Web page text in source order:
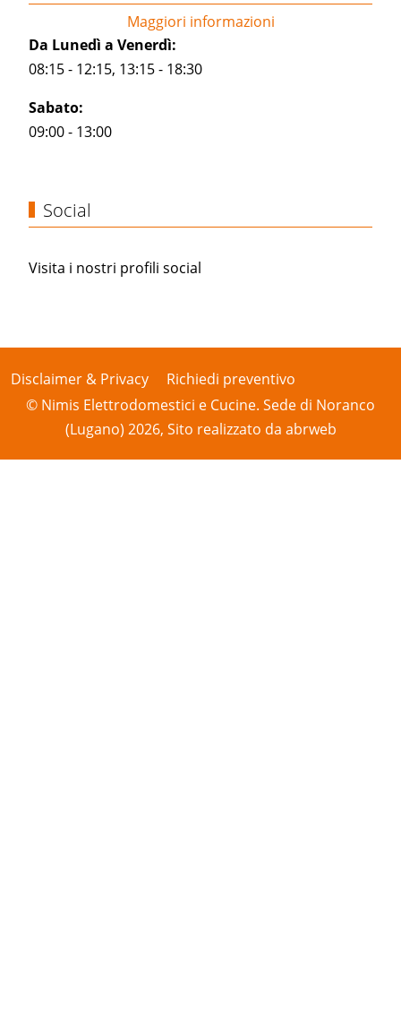
Da Lunedì a Venerdì:
08:15 - 12:15, 13:15 - 18:30
Sabato:
09:00 - 13:00
Social
Visita i nostri profili social
Disclaimer & Privacy
Richiedi preventivo
© Nimis Elettrodomestici e Cucine. Sede di Noranco
(Lugano) 2026, Sito realizzato da abrweb
Maggiori informazioni